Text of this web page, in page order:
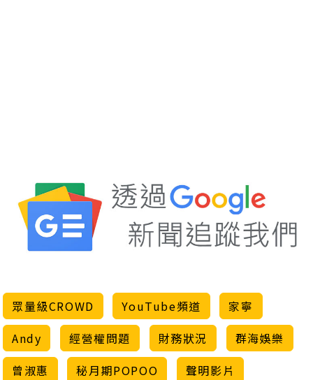
眾量級CROWD YouTube頻道
家寧
Andy
經營權問題 財務狀況
群海娛樂
曾淑惠
秘月期POPOO 聲明影片